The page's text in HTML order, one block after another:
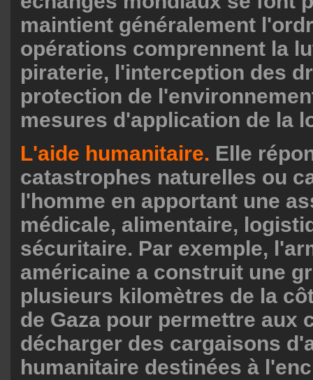
maintient généralement
opérations comprennent la
piraterie, l'interception des
protection de
mesures d'application de la
L'aide humanitaire. Elle
catastrophes naturelles ou
l'homme en apportant une
médicale, alimentaire,
sécuritaire. Par exemple,
américaine a construit une
plusieurs kilomètres de la
de Gaza pour permettre aux
décharger des cargaisons
humanitaire destinées à